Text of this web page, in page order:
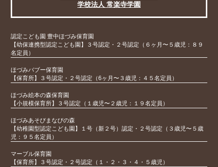
学校法人 常楽寺学園
認定こども園 豊中ほづみ保育園
【幼保連携型認定こども園】３号認定・２号認定（６ヶ月〜５歳児：８９
名定員）
ほづみバブー保育園
【保育所】３号認定・２号認定（6ヶ月〜３歳児：４５名定員）
ほづみ絵本の森保育園
【小規模保育所】３号認定（１歳児〜２歳児：１９名定員）
ほづみあそびまなびの森
【幼稚園型認定こども園】１号（新２号）認定・２号認定（３歳児〜５歳
児：９５名定員）
マーブル保育園
【保育所】３号認定・２号認定（１・２・３・４・５歳児）